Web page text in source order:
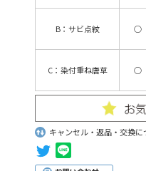
B：サビ点紋 ○
C：染付重ね唐草 ○
キャンセル・返品・交換